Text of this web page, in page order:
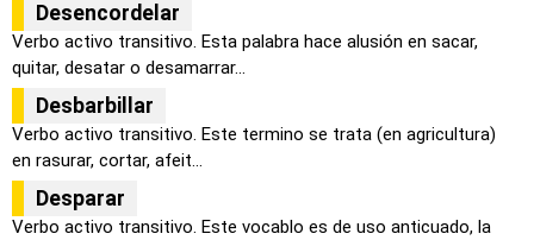
Desencordelar
Verbo activo transitivo. Esta palabra hace alusión en sacar,
quitar, desatar o desamarrar...
Desbarbillar
Verbo activo transitivo. Este termino se trata (en agricultura)
en rasurar, cortar, afeit...
Desparar
Verbo activo transitivo. Este vocablo es de uso anticuado, la